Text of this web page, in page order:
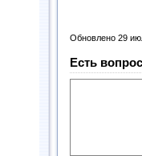
Обновлено 29
Есть